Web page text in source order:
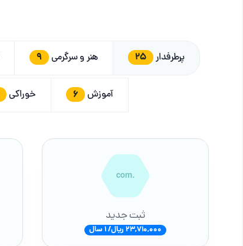
پرطرفدار 25 هنر و سرگرمی 9
آموزش 6 خوراکی
.com
ثبت جدید
23,710,000 ریال/ 1 سال